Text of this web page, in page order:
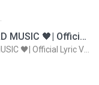
ไม่มีใครรู้ตัวเรา– UNHEARD MUSIC 🖤| Official Lyric Video | เพลงสู้ชีวิต